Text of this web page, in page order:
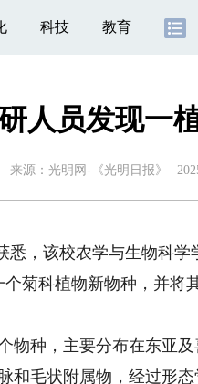
科技 教育
人员发现一
来源： 光明网-《光明日报》
悉，该校农学与生物科学
菊科植物新物种，并将
种，主要分布在东亚及
和毛状附属物，经过形